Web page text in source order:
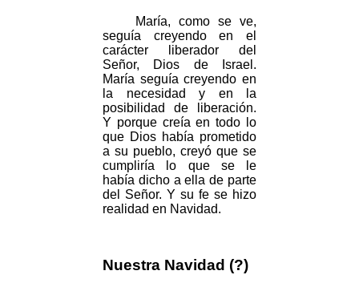
María, como se ve,
seguía creyendo en el
carácter liberador del
Señor, Dios de Israel.
María seguía creyendo en
la necesidad y en la
posibilidad de liberación.
Y porque creía en todo lo
que Dios había prometido
a su pueblo, creyó que se
cumpliría lo que se le
había dicho a ella de parte
del Señor. Y su fe se hizo
realidad en Navidad.
Nuestra Navidad (?)